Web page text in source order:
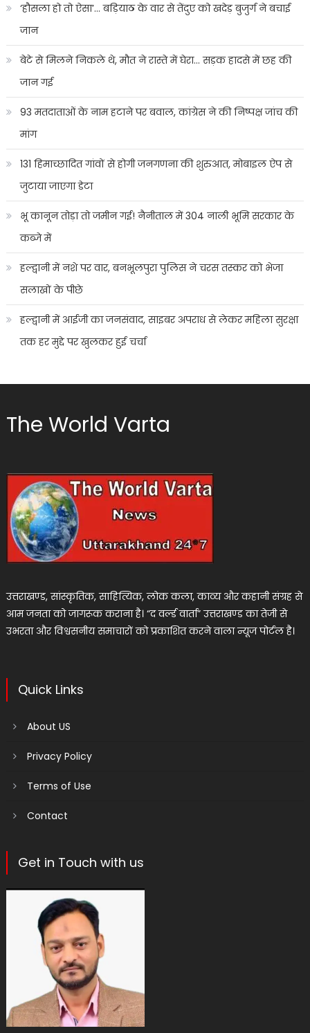
‘हौसला हो तो ऐसा’… बड़ियाठ के वार से तेंदुए को खदेड़ बुजुर्ग ने बचाई
जान
बेटे से मिलने निकले थे, मौत ने रास्ते में घेरा… सड़क हादसे में छह की
जान गई
93 मतदाताओं के नाम हटाने पर बवाल, कांग्रेस ने की निष्पक्ष जांच की
मांग
131 हिमाच्छादित गांवों से होगी जनगणना की शुरुआत, मोबाइल ऐप से
जुटाया जाएगा डेटा
भू कानून तोड़ा तो जमीन गई! नैनीताल में 304 नाली भूमि सरकार के
कब्जे में
हल्द्वानी में नशे पर वार, बनभूलपुरा पुलिस ने चरस तस्कर को भेजा
सलाखों के पीछे
हल्द्वानी में आईजी का जनसंवाद, साइबर अपराध से लेकर महिला सुरक्षा
तक हर मुद्दे पर खुलकर हुई चर्चा
The World Varta
उत्तराखण्ड, सांस्कृतिक, साहित्यिक, लोक कला, काव्य और कहानी संग्रह से
आम जनता को जागरूक कराना है। “द वर्ल्ड वार्ता” उत्तराखण्ड का तेजी से
उभरता और विश्वसनीय समाचारों को प्रकाशित करने वाला न्यूज पोर्टल है।
Quick Links
About US
Privacy Policy
Terms of Use
Contact
Get in Touch with us